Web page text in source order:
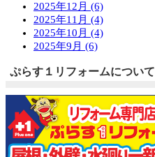
2025年12月 (6)
2025年11月 (4)
2025年10月 (4)
2025年9月 (6)
ぷらす１リフォームについて